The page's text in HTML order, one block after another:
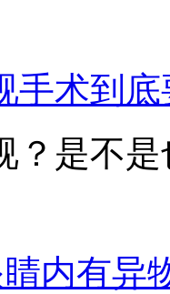
手术到
？是不
内有异